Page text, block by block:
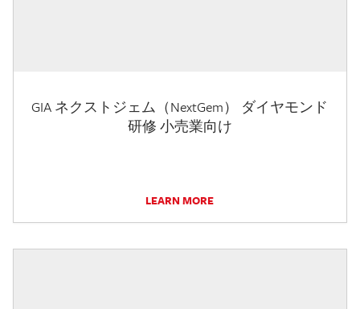
GIA ネクストジェム（NextGem） ダイヤモンド
研修 小売業向け
LEARN MORE